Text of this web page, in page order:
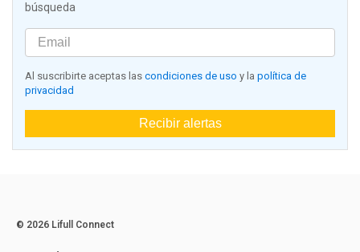
búsqueda
Al suscribirte aceptas las condiciones de uso y la política de
privacidad
Recibir alertas
© 2026 Lifull Connect